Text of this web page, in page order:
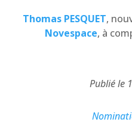
Thomas PESQUET,
Novespace, à
Publié le